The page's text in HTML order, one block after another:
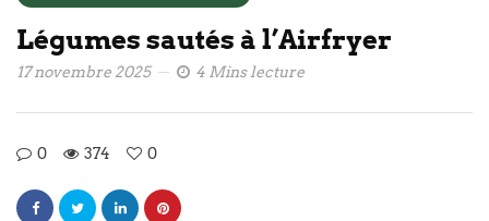
Légumes sautés à l’Airfryer
17 novembre 2025 4 Mins lecture
0 374 0